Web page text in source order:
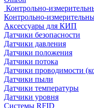
Контрольно-
Контрольно-
Аксессуары для КИП
Датчики безопасности
Датчики давления
Датчики положения
Датчики потока
Датчики проводимости
Датчики пыли
Датчики температуры
Датчики уровня
Системы RFID